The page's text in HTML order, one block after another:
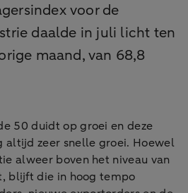
voor de
daalde in juli licht ten
maand, van 68,8
50 duidt op groei en deze
altijd zeer snelle groei. Hoewel
alweer boven het niveau van
blijft die in hoog tempo